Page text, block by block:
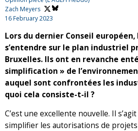
Zach Meyers
16 February 2023
Lors du dernier Conseil européen,
s’entendre sur le plan industriel
Bruxelles. Ils ont en revanche
simplification » de
auquel sont confrontées les
quoi cela consiste-t-il ?
C’est une excellente nouvelle. Il
simplifier les autorisations de